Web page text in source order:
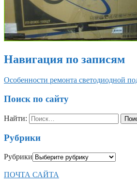
Навигация по записям
Особенности ремонта светодиодной
Поиск по сайту
Найти:
Рубрики
Рубрики
ПОЧТА САЙТА